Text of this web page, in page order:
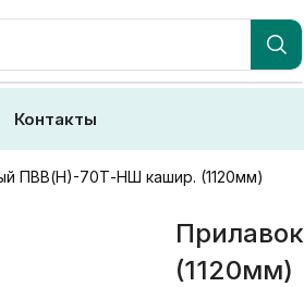
Контакты
ПВВ(Н)-70Т-НШ кашир. (1120мм)
(1120мм)